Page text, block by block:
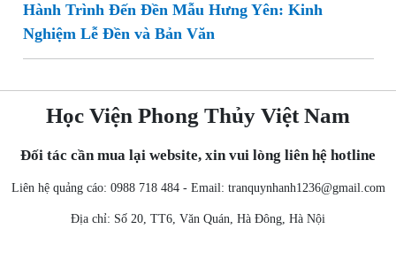
Hành Trình Đến Đền Mẫu Hưng Yên: Kinh
Nghiệm Lễ Đền và Bản Văn
Học Viện Phong Thủy Việt Nam
Đối tác cần mua lại website, xin vui lòng liên hệ hotline
Liên hệ quảng cáo: 0988 718 484 - Email: tranquynhanh1236@gmail.com
Địa chỉ: Số 20, TT6, Văn Quán, Hà Đông, Hà Nội